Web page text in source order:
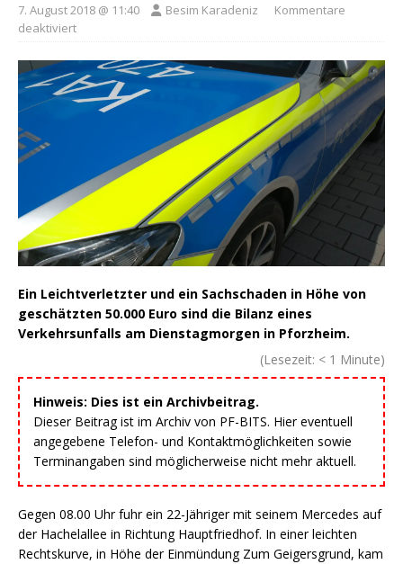
7. August 2018 @ 11:40 Besim Karadeniz
Kommentare
deaktiviert
Ein Leichtverletzter und ein Sachschaden in Höhe von
geschätzten 50.000 Euro sind die Bilanz eines
Verkehrsunfalls am Dienstagmorgen in Pforzheim.
(Lesezeit: < 1 Minute)
Hinweis: Dies ist ein Archivbeitrag.
Dieser Beitrag ist im Archiv von PF-BITS. Hier eventuell
angegebene Telefon- und Kontaktmöglichkeiten sowie
Terminangaben sind möglicherweise nicht mehr aktuell.
Gegen 08.00 Uhr fuhr ein 22-Jähriger mit seinem Mercedes auf
der Hachelallee in Richtung Hauptfriedhof. In einer leichten
Rechtskurve, in Höhe der Einmündung Zum Geigersgrund, kam